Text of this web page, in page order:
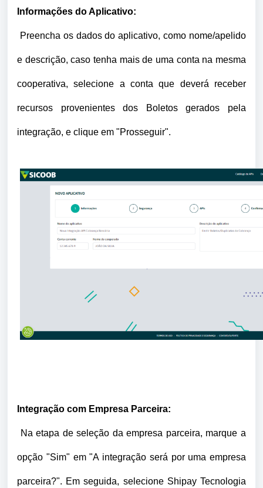
Informações do Aplicativo:
Preencha os dados do aplicativo, como nome/apelido
e descrição, caso tenha mais de uma conta na mesma
cooperativa, selecione a conta que deverá receber
recursos provenientes dos Boletos gerados pela
integração, e clique em "Prosseguir".
Integração com Empresa Parceira:
Na etapa de seleção da empresa parceira, marque a
opção "Sim" em "A integração será por uma empresa
parceira?". Em seguida, selecione Shipay Tecnologia